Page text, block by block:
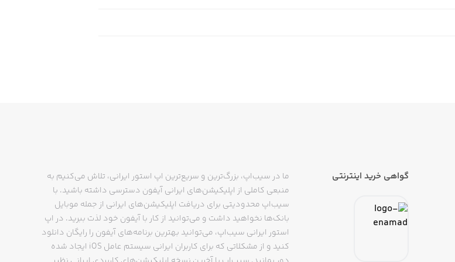
گواهی خرید اینترنتی
ما در سیب‌اپ، بزرگ‌ترین و سریع‌ترین اپ استور ایرانی، تلاش می‌کنیم به
منبعی کاملی از اپلیکیشن‌های ایرانی آیفون دسترسی داشته باشید. با
سیب‌اپ محدودیتی برای دریافت اپلیکیشن‌های ایرانی از جمله موبایل
بانک‌ها نخواهید داشت و می‌توانید از کار با آیفون خود لذت ببرید. در اپ
استور ایرانی سیب‌اپ، می‌توانید بهترین برنامه‌های آیفون را رایگان دانلود
کنید و از مشکلاتی که برای کاربران ایرانی سیستم عامل iOS ایجاد شده